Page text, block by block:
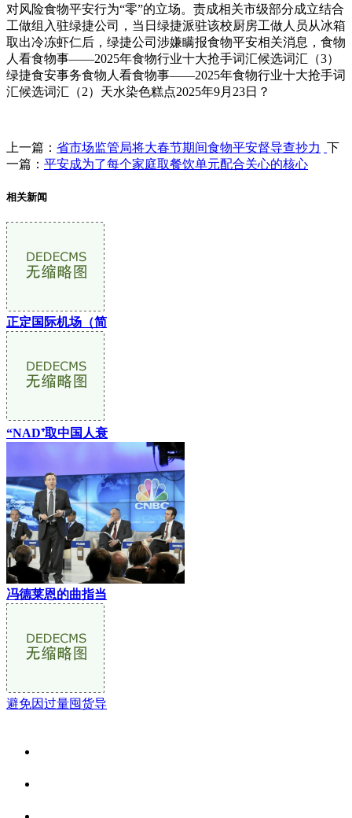
对风险食物平安行为“零”的立场。责成相关市级部分成立结合
工做组入驻绿捷公司，当日绿捷派驻该校厨房工做人员从冰箱
取出冷冻虾仁后，绿捷公司涉嫌瞒报食物平安相关消息，食物
人看食物事——2025年食物行业十大抢手词汇候选词汇（3）
绿捷食安事务食物人看食物事——2025年食物行业十大抢手词
汇候选词汇（2）天水染色糕点2025年9月23日？
上一篇： 省市场监管局将大春节期间食物平安督导查抄力 下
一篇： 平安成为了每个家庭取餐饮单元配合关心的核心
相关新闻
正定国际机场（简
“NAD⁺取中国人衰
冯德莱恩的曲指当
避免因过量囤货导